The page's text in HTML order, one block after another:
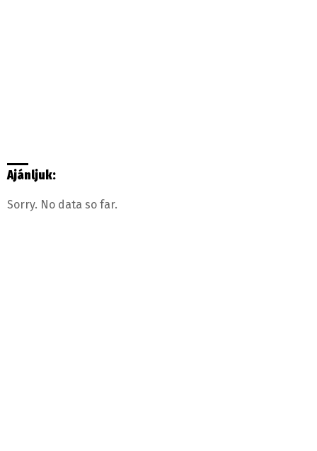
Ajánljuk:
Sorry. No data so far.